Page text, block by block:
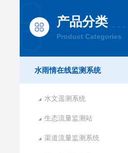
产品分类
Product Categories
水雨情在线监测系统
水文遥测系统
生态流量监测站
渠道流量监测系统